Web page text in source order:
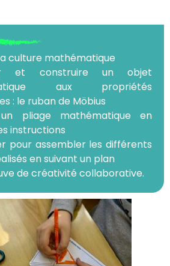
culture mathématique
et construire un objet
aux propriétés
: le ruban de Möbius
un pliage mathématique en
instructions
pour assembler les différents
en suivant un plan
de créativité collaborative.